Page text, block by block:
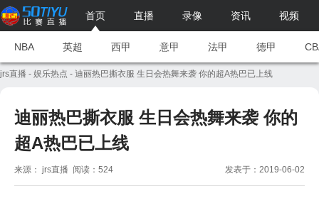
首页 直播 录像 资讯 视频
NBA 英超 西甲 意甲 法甲 德甲
jrs直播 - 娱乐热点 - 迪丽热巴撕衣服 生日会热舞来袭 你的超A热巴已上线
迪丽热巴撕衣服 生日会热舞来袭 你的
超A热巴已上线
来源： jrs直播 阅读：524 发表于：2019-06-02